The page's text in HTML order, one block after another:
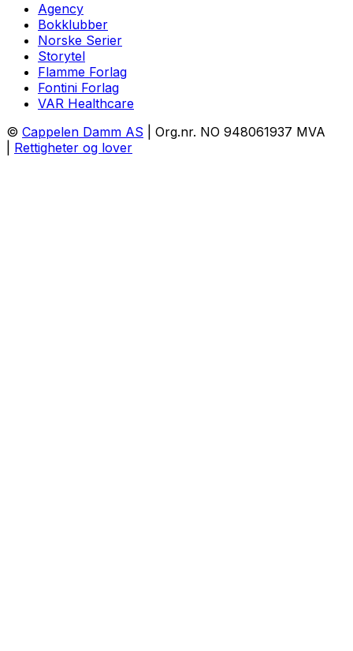
Agency
Bokklubber
Norske Serier
Storytel
Flamme Forlag
Fontini Forlag
VAR Healthcare
© Cappelen Damm AS | Org.nr. NO 948061937 MVA
Rettigheter og lover